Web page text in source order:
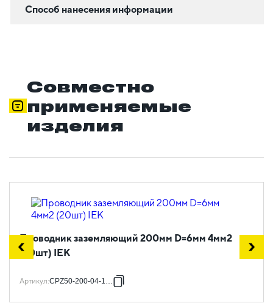
Способ нанесения информации
Совместно
применяемые
изделия
Проводник заземляющий 200мм D=6мм 4мм2
(20шт) IEK
Артикул:CPZ50-200-04-1-06